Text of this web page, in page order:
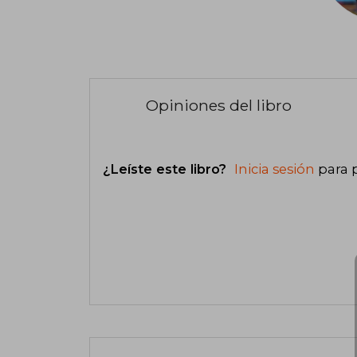
Opiniones del libro
¿Leíste este libro? Inicia sesión para